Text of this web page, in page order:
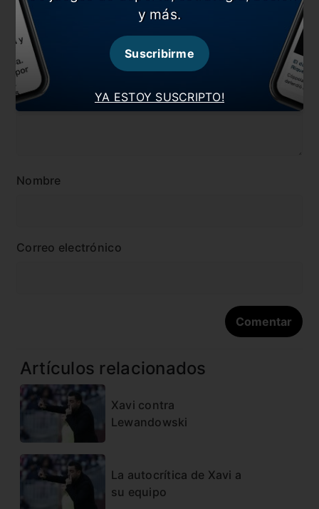
Comentarios
Dejá tu opinión acá!
Nombre
Correo electrónico
Artículos relacionados
Xavi contra
Lewandowski
La autocrítica de Xavi a
su equipo
YA ESTOY SUSCRIPTO!
y más.
Suscribirme